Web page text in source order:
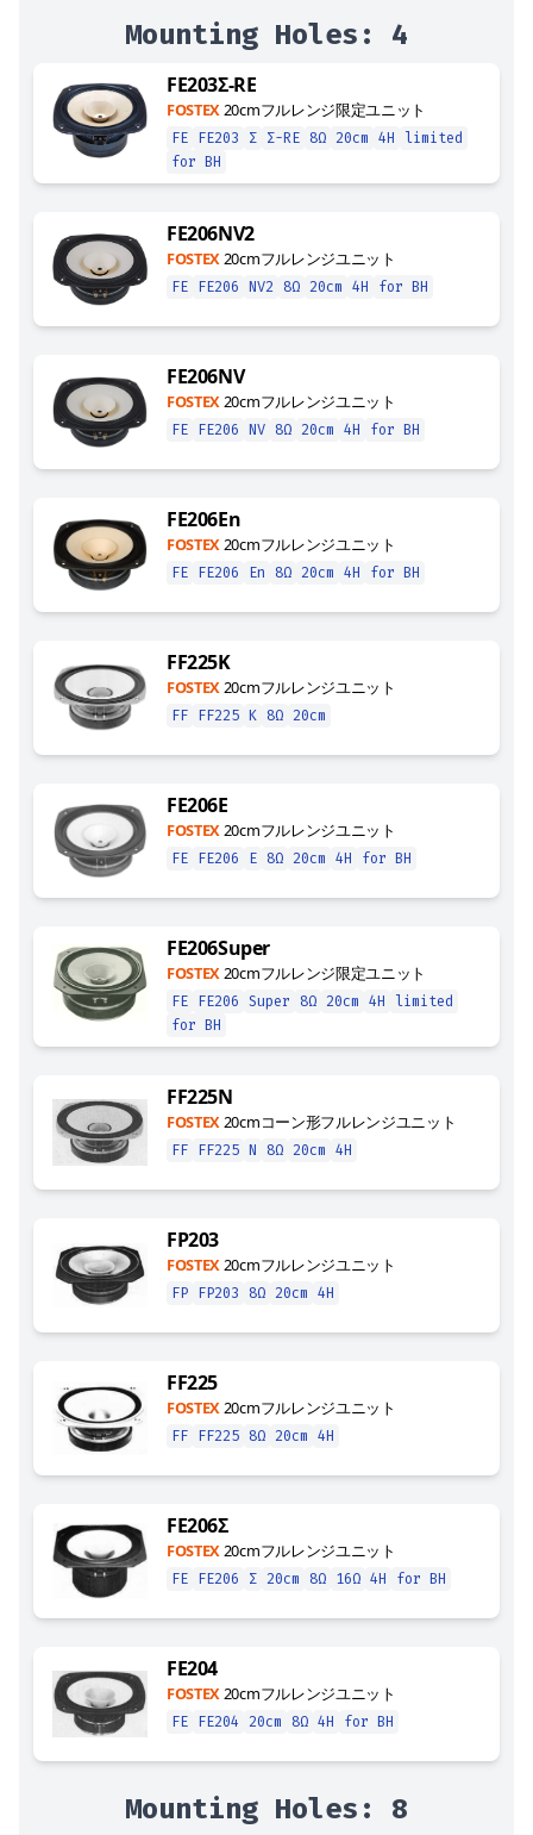
Mounting Holes: 4
FE203Σ-RE
FOSTEX20cmフルレンジ限定ユニット
FE FE203 Σ Σ-RE 8Ω 20cm 4H
limited
for BH
FE206NV2
FOSTEX20cmフルレンジユニット
FE FE206 NV2 8Ω 20cm 4H for BH
FE206NV
FOSTEX20cmフルレンジユニット
FE FE206 NV 8Ω 20cm 4H for BH
FE206En
FOSTEX20cmフルレンジユニット
FE FE206 En 8Ω 20cm 4H for BH
FF225K
FOSTEX20cmフルレンジユニット
FF FF225 K 8Ω 20cm
FE206E
FOSTEX20cmフルレンジユニット
FE FE206 E 8Ω 20cm 4H for BH
FE206Super
FOSTEX20cmフルレンジ限定ユニット
FE FE206 Super 8Ω 20cm 4H
limited
for BH
FF225N
FOSTEX20cmコーン形フルレンジユニット
FF FF225 N 8Ω 20cm 4H
FP203
FOSTEX20cmフルレンジユニット
FP FP203 8Ω 20cm 4H
FF225
FOSTEX20cmフルレンジユニット
FF FF225 8Ω 20cm 4H
FE206Σ
FOSTEX20cmフルレンジユニット
FE FE206 Σ 20cm 8Ω 16Ω 4H for BH
FE204
FOSTEX20cmフルレンジユニット
FE FE204 20cm 8Ω 4H for BH
Mounting Holes: 8